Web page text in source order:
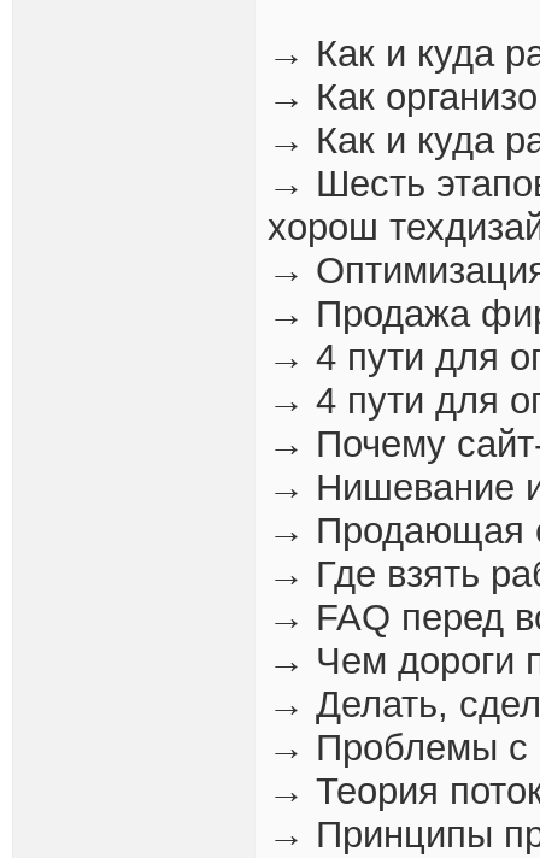
→ Как и куда
→ Как
→ Как и куда
→ Шесть
хорош
→
→ Продажа
→ 4 пути для
→ 4 пути для
→ Почему
→ Нишевание
→ Продающая
→ Где взять
→ FAQ перед
→ Чем дороги
→ Делать,
→ Проблемы с
→ Теория
→ Принципы